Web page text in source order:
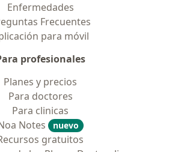
Enfermedades
Frecuentes
para móvil
profesionales
Planes y precios
Para doctores
Para clinicas
Notes
nuevo
gratuitos